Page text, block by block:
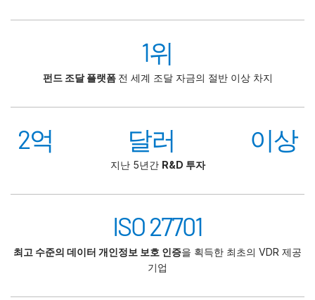
1위
펀드 조달 플랫폼 전 세계 조달 자금의 절반 이상 차지
2억 달러 이상
지난 5년간 R&D 투자
ISO 27701
최고 수준의 데이터 개인정보 보호 인증을 획득한 최초의 VDR 제공
기업